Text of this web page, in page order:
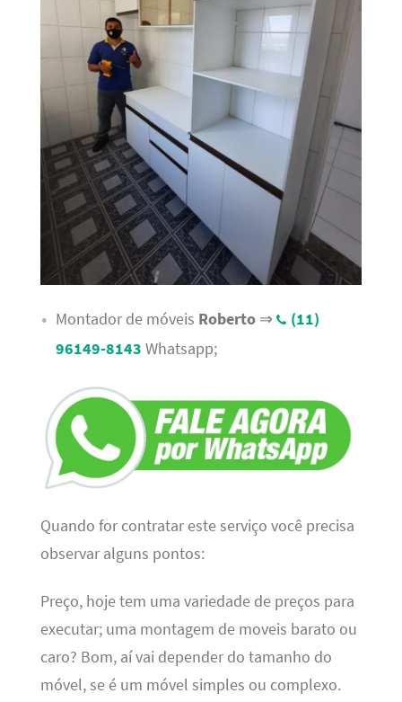
Montador de móveis Roberto⇒
(11)
96149-8143 Whatsapp;
Quando for contratar este serviço você precisa
observar alguns pontos:
Preço, hoje tem uma variedade de preços para
executar; uma montagem de moveis barato ou
caro? Bom, aí vai depender do tamanho do
móvel, se é um móvel simples ou complexo.